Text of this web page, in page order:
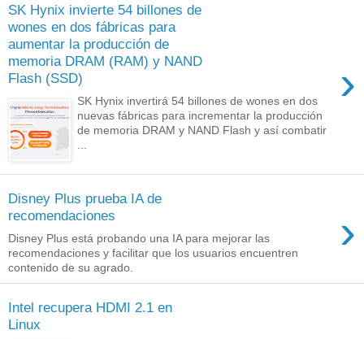
SK Hynix invierte 54 billones de
wones en dos fábricas para
aumentar la producción de
memoria DRAM (RAM) y NAND
Flash (SSD)
›
SK Hynix invertirá 54 billones de wones en dos
nuevas fábricas para incrementar la producción
de memoria DRAM y NAND Flash y así combatir
...
Disney Plus prueba IA de
recomendaciones
›
Disney Plus está probando una IA para mejorar las
recomendaciones y facilitar que los usuarios encuentren
contenido de su agrado.
Intel recupera HDMI 2.1 en
Linux